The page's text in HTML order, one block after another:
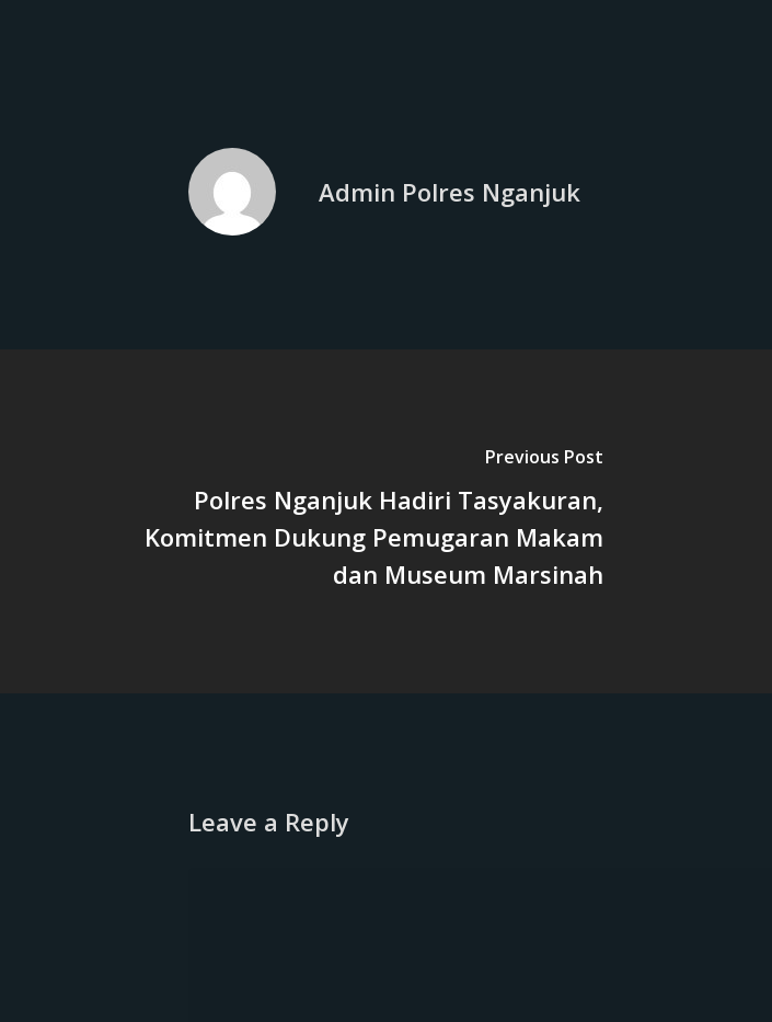
Admin Polres Nganjuk
Previous Post
Polres Nganjuk Hadiri Tasyakuran,
Komitmen Dukung Pemugaran Makam
dan Museum Marsinah
Leave a Reply